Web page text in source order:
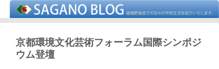
京都環境文化芸術フォーラム国際シンポジ
ウム登壇